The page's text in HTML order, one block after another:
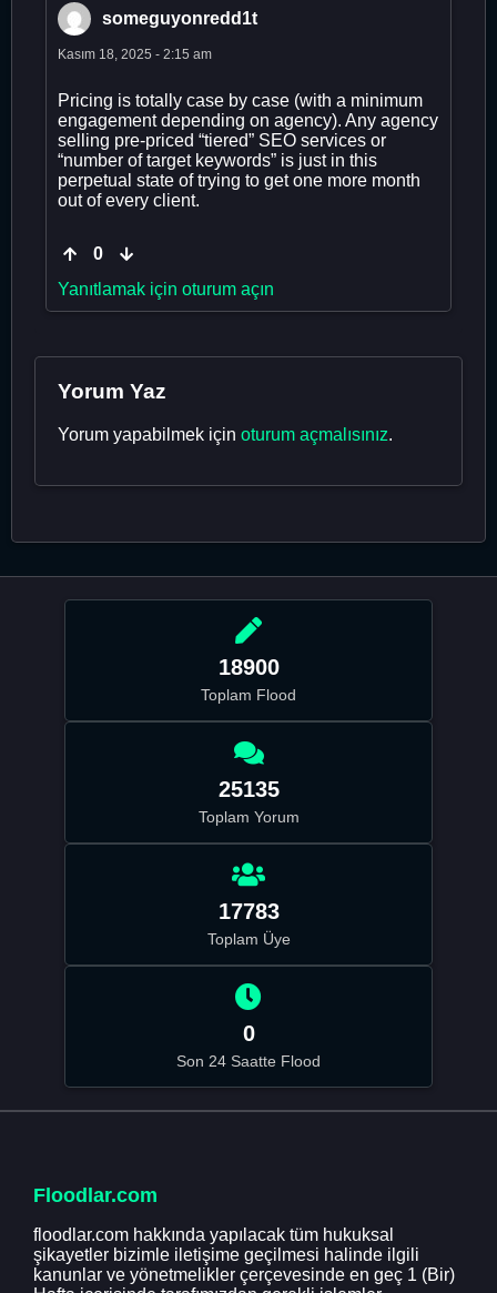
someguyonredd1t
Kasım 18, 2025 - 2:15 am
Pricing is totally case by case (with a minimum
engagement depending on agency). Any agency
selling pre-priced “tiered” SEO services or
“number of target keywords” is just in this
perpetual state of trying to get one more month
out of every client.
0
Yanıtlamak için oturum açın
Yorum Yaz
Yorum yapabilmek için oturum açmalısınız.
18900
Toplam Flood
25135
Toplam Yorum
17783
Toplam Üye
0
Son 24 Saatte Flood
Floodlar.com
floodlar.com hakkında yapılacak tüm hukuksal
şikayetler bizimle iletişime geçilmesi halinde ilgili
kanunlar ve yönetmelikler çerçevesinde en geç 1 (Bir)